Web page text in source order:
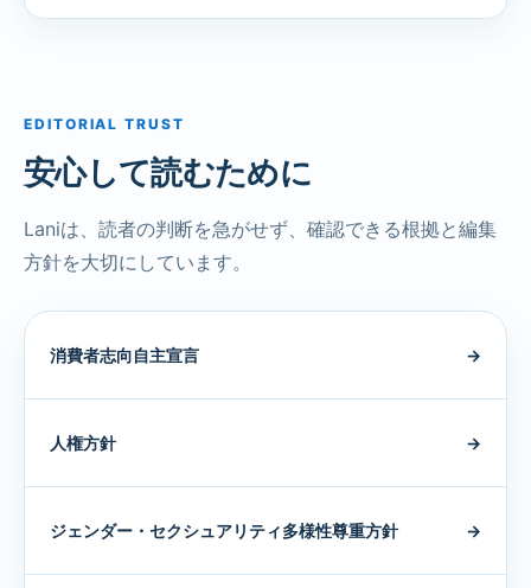
EDITORIAL TRUST
安心して読むために
Laniは、読者の判断を急がせず、確認できる根拠と編集
方針を大切にしています。
消費者志向自主宣言 →
人権方針 →
ジェンダー・セクシュアリティ多様性尊重方針 →